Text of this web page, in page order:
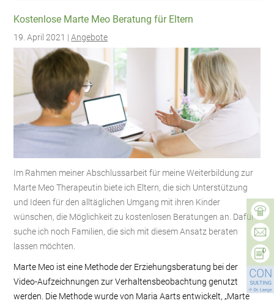
Kostenlose Marte Meo Beratung für Eltern
19. April 2021 |Angebote
Im Rahmen meiner Abschlussarbeit für meine Weiterbildung zur
Marte Meo Therapeutin biete ich Eltern, die sich Unterstützung
und Ideen für den alltäglichen Umgang mit ihren Kinder
wünschen, die Möglichkeit zu kostenlosen Beratungen an. Dafür
suche ich noch Familien, die sich mit diesem Ansatz beraten
lassen möchten.
Marte Meo ist eine Methode der Erziehungsberatung bei der
Video-Aufzeichnungen zur Verhaltensbeobachtung genutzt
werden. Die Methode wurde von Maria Aarts entwickelt, „Marte